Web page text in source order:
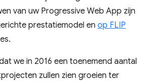
van uw Progressive Web App zijn
prestatiemodel en op FLIP
we in 2016 een toenemend aantal
zullen zien groeien ter